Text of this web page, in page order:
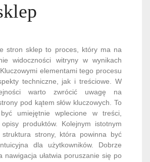
stron sklep to proces, który ma na
widoczności witryny w wynikach
elementami tego procesu
techniczne, jak i treściowe. W
warto zwrócić uwagę na
pod kątem słów kluczowych. To
umiejętnie wplecione w treści,
opisy produktów. Kolejnym istotnym
strony, która powinna być
dla użytkowników. Dobrze
nawigacja ułatwia poruszanie się po